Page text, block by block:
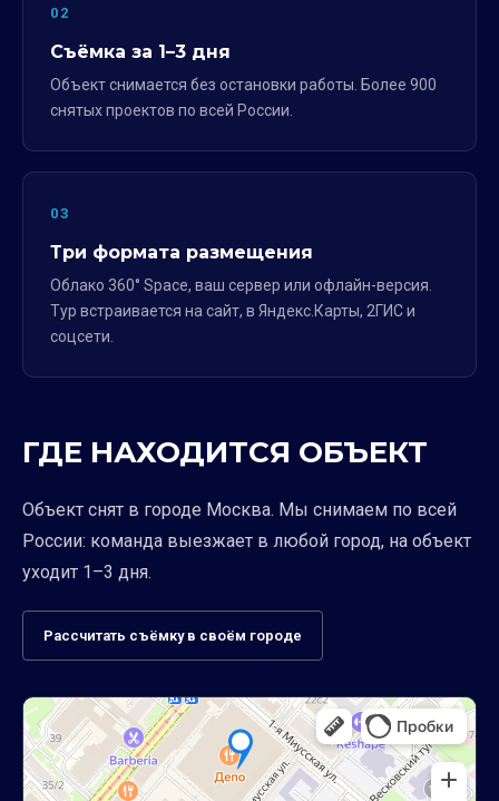
02
Съёмка за 1–3 дня
Объект снимается без остановки работы. Более 900
снятых проектов по всей России.
03
Три формата размещения
Облако 360° Space, ваш сервер или офлайн-версия.
Тур встраивается на сайт, в Яндекс.Карты, 2ГИС и
соцсети.
ГДЕ НАХОДИТСЯ ОБЪЕКТ
Объект снят в городе Москва. Мы снимаем по всей
России: команда выезжает в любой город, на объект
уходит 1–3 дня.
Рассчитать съёмку в своём городе